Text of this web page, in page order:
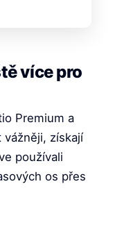
více pro
Premium a
získají
používali
os přes